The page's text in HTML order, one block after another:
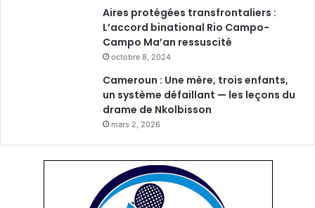
Aires protégées transfrontaliers :
L’accord binational Rio Campo-
Campo Ma’an ressuscité
octobre 8, 2024
Cameroun : Une mère, trois enfants,
un système défaillant — les leçons du
drame de Nkolbisson
mars 2, 2026